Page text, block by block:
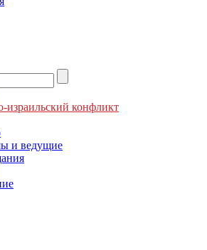
израильский конфликт
и ведущие